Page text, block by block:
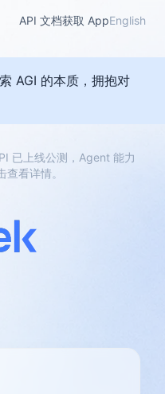
AGI 的本质，拥抱对
已上线公测，Agent 能力
看详情。
API 文档获取 AppEnglish